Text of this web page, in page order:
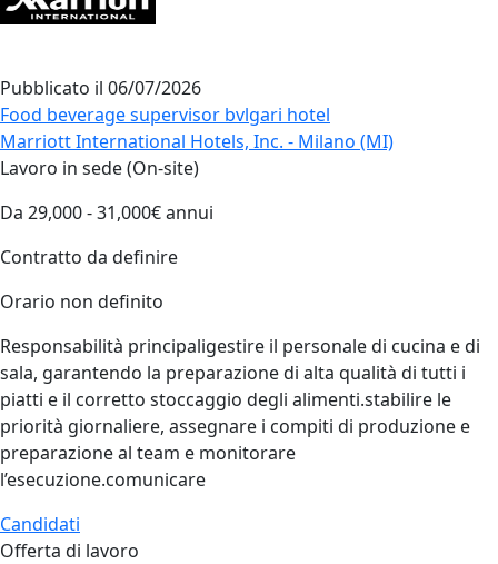
Pubblicato il 06/07/2026
Food beverage supervisor bvlgari hotel
Marriott International Hotels, Inc. - Milano (MI)
Lavoro in sede (On-site)
Da 29,000 - 31,000€ annui
Contratto da definire
Orario non definito
Responsabilità principaligestire il personale di cucina e di
sala, garantendo la preparazione di alta qualità di tutti i
piatti e il corretto stoccaggio degli alimenti.stabilire le
priorità giornaliere, assegnare i compiti di produzione e
preparazione al team e monitorare
l’esecuzione.comunicare
Candidati
Offerta di lavoro